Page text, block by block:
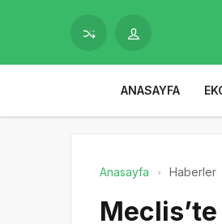
ANASAYFA
Anasayfa Haberler